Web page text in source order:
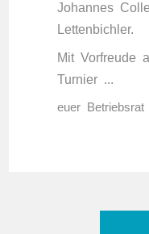
Johannes
Lettenbichler.
Mit Vorfreude
Turnier ...
euer Betriebsrat